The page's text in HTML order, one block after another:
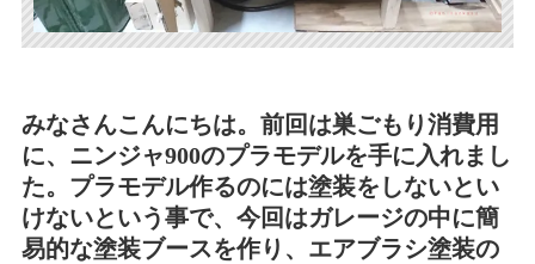
みなさんこんにちは。前回は巣ごもり消費用
に、ニンジャ900のプラモデルを手に入れまし
た。プラモデル作るのには塗装をしないとい
けないという事で、今回はガレージの中に簡
易的な塗装ブースを作り、エアブラシ塗装の